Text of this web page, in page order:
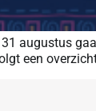
augustus
een